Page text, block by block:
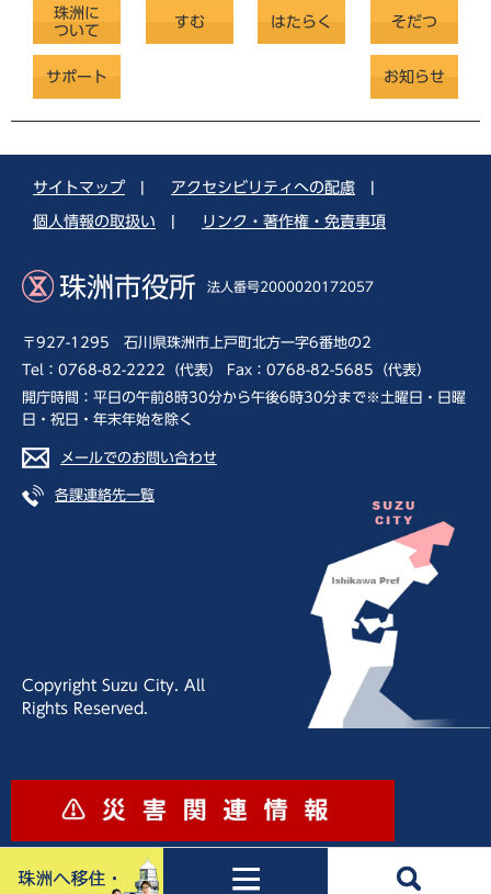
珠洲に
ついて
すむ はたらく そだつ
サポート お知らせ
サイトマップ アクセシビリティへの配慮
個人情報の取扱い リンク・著作権・免責事項
珠洲市役所 法人番号2000020172057
〒927-1295 石川県珠洲市上戸町北方一字6番地の2
Tel：0768-82-2222（代表） Fax：0768-82-5685（代表）
開庁時間：平日の午前8時30分から午後6時30分まで※土曜日・日曜
日・祝日・年末年始を除く
メールでのお問い合わせ
各課連絡先一覧
Copyright Suzu City. All
Rights Reserved.